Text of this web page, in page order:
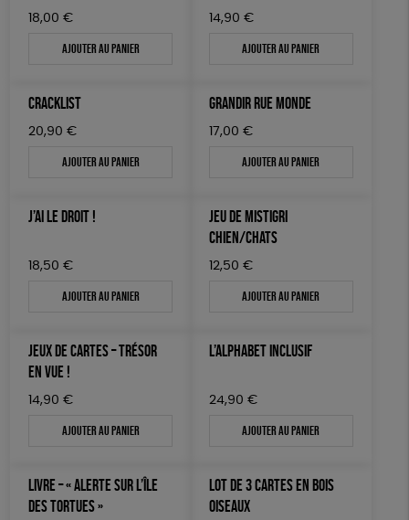
18,00 €
Ajouter au panier
14,90 €
Ajouter au panier
CRACKLIST
20,90 €
Ajouter au panier
GRANDIR RUE MONDE
17,00 €
Ajouter au panier
J’AI LE DROIT !
18,50 €
Ajouter au panier
JEU DE MISTIGRI
CHIEN/CHATS
12,50 €
Ajouter au panier
JEUX DE CARTES – TRÉSOR
EN VUE !
14,90 €
Ajouter au panier
L’ALPHABET INCLUSIF
24,90 €
Ajouter au panier
LIVRE – « ALERTE SUR L’ÎLE
DES TORTUES »
LOT DE 3 CARTES EN BOIS
OISEAUX